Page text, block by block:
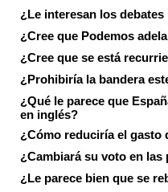
¿Le interesan los
¿Cree que Podemos
¿Cree que se está
¿Prohibiría la bandera
¿Qué le parece que
en inglés?
¿Cómo reduciría el gasto
¿Cambiará su voto en
¿Le parece bien que se